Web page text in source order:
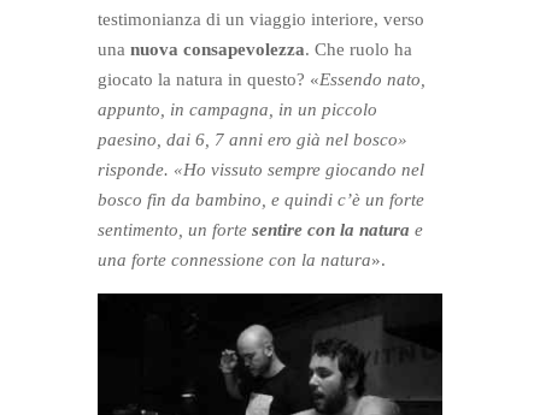
testimonianza di un viaggio interiore, verso
una nuova consapevolezza. Che ruolo ha
giocato la natura in questo? «Essendo nato,
appunto, in campagna, in un piccolo
paesino, dai 6, 7 anni ero già nel bosco»
risponde. «Ho vissuto sempre giocando nel
bosco fin da bambino, e quindi c’è un forte
sentimento, un forte sentire con la natura e
una forte connessione con la natura».